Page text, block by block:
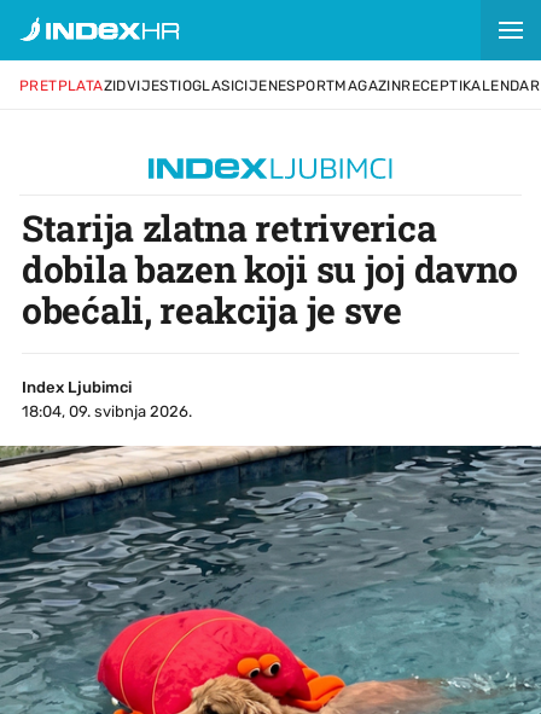
PRETPLATAZIDVIJESTIOGLASICIJENESPORTMAGAZINRECEPTIKALENDAR
Starija zlatna retriverica
dobila bazen koji su joj davno
obećali, reakcija je sve
Index Ljubimci
18:04, 09. svibnja 2026.